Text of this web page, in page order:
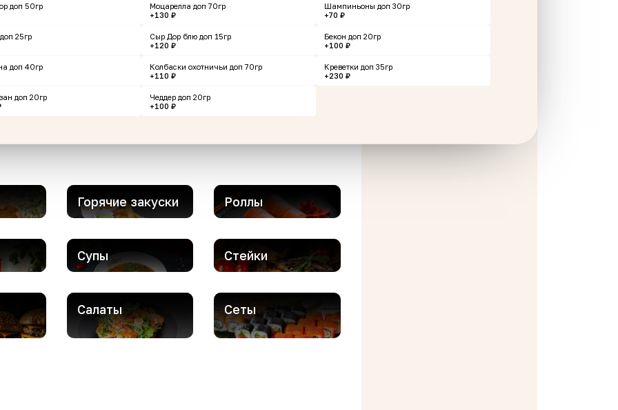
Горячие закуски Роллы
Супы Стейки
Салаты Сеты
доп 50гр
Моцарелла доп 70гр
+130 ₽
Шампиньоны доп 30гр
+70 ₽
25гр
Сыр Дор блю доп 15гр
+120 ₽
Бекон доп 20гр
+100 ₽
доп 40гр
Колбаски охотничьи доп 70гр
+110 ₽
Креветки доп 35гр
+230 ₽
доп 20гр
Чеддер доп 20гр
+100 ₽